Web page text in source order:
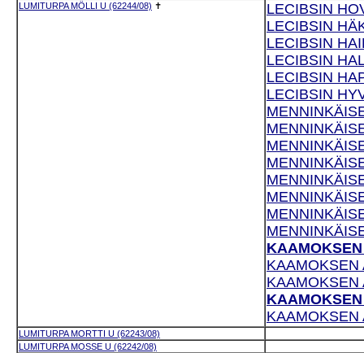
LUMITURPA MÖLLI U (62244/08) ✝
LECIBSIN
LECIBSIN
LECIBSIN
LECIBSIN
LECIBSIN
LECIBSIN
KAAMOKSEN
KAAMOKSEN
LUMITURPA MORTTI U (62243/08)
LUMITURPA MOSSE U (62242/08)